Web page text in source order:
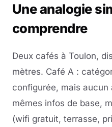
Une analogie
comprendre
Deux cafés à Toulon,
mètres. Café A :
configurée, mais aucun
mêmes infos de base,
(wifi gratuit, terrasse,